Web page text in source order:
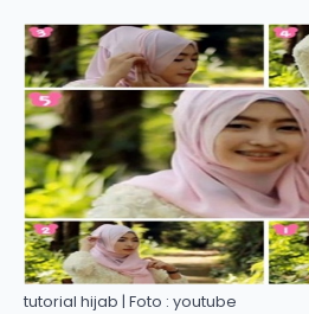
tutorial hijab | Foto : youtube